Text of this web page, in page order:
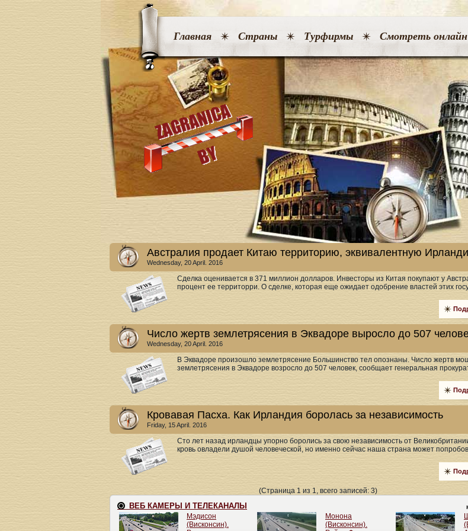
Главная Страны Турфирмы Смотреть онлайн
Австралия продает Китаю территорию, эквивалентную
Wednesday, 20 April. 2016
Сделка оценивается в 371 миллион долларов. Инвесторы из Китая покупают у
процент ее территорри. О сделке, которая еще ожидает одобрение властей этих
Число жертв землетрясения в Эквадоре выросло до 507
Wednesday, 20 April. 2016
В Эквадоре произошло землетрясение Большинство тел опознаны. Число жертв
землетрясения в Эквадоре возросло до 507 человек, сообщает генеральная
Кровавая Пасха. Как Ирландия боролась за независимость
Friday, 15 April. 2016
Сто лет назад ирландцы упорно боролись за свою независимость от
кровь овладели душой человеческой, но именно сейчас наша страна может
(Страница 1 из 1, всего записей: 3)